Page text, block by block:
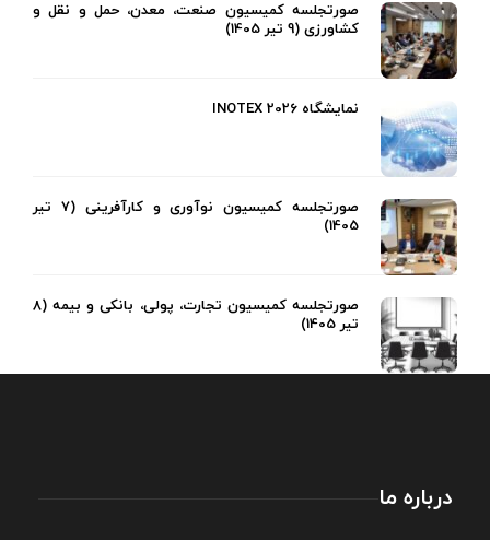
صورتجلسه کمیسیون صنعت، معدن، حمل و نقل و
کشاورزی (9 تیر 1405)
نمایشگاه INOTEX 2026
صورتجلسه کمیسیون نوآوری و کارآفرینی (7 تیر
1405)
صورتجلسه کمیسیون تجارت، پولی، بانکی و بیمه (8
تیر 1405)
درباره ما